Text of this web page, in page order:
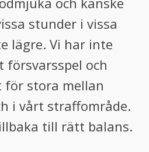
stunder i vissa
lägre. Vi har inte
och
stora mellan
i vårt straffområde.
till rätt balans.